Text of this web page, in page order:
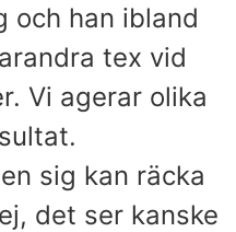
och han ibland
tex vid
Vi agerar olika
sig kan räcka
det ser kanske